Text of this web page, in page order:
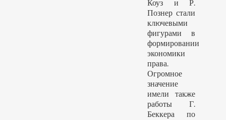
Коуз и Р.
Познер стали
ключевыми
фигурами в
формировании
экономики
права.
Огромное
значение
имели также
работы Г.
Беккера по